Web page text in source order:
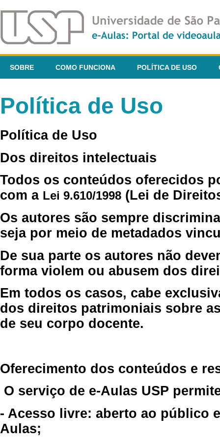
SOBRE COMO FUNCIONA POLÍTICA DE USO
Política de Uso
Política de Uso
Dos direitos intelectuais
Todos os conteúdos oferecidos
com a Lei 9.610/1998 (Lei de
Os autores são sempre
seja por meio de metadados
De sua parte os autores não
forma violem ou abusem dos
Em todos os casos, cabe
dos direitos patrimoniais sobre
de seu corpo docente.
Oferecimento dos conteúdos e
O serviço de e-Aulas USP
- Acesso livre: aberto ao público
Aulas;